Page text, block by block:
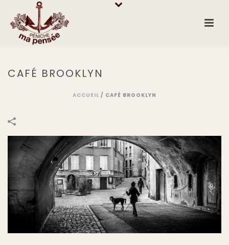
CAFÉ BROOKLYN
ACCUEIL / CAFÉ BROOKLYN